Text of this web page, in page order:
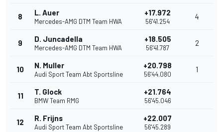
8 L. Auer
Mercedes-AMG DTM Team HWA
+17.972
56'41.254
4
9 D. Juncadella
Mercedes-AMG DTM Team HWA
+18.505
56'41.787
2
10 N. Muller
Audi Sport Team Abt Sportsline
+20.798
56'44.080
1
11 T. Glock
BMW Team RMG
+21.764
56'45.046
12 R. Frijns
Audi Sport Team Abt Sportsline
+22.007
56'45.289